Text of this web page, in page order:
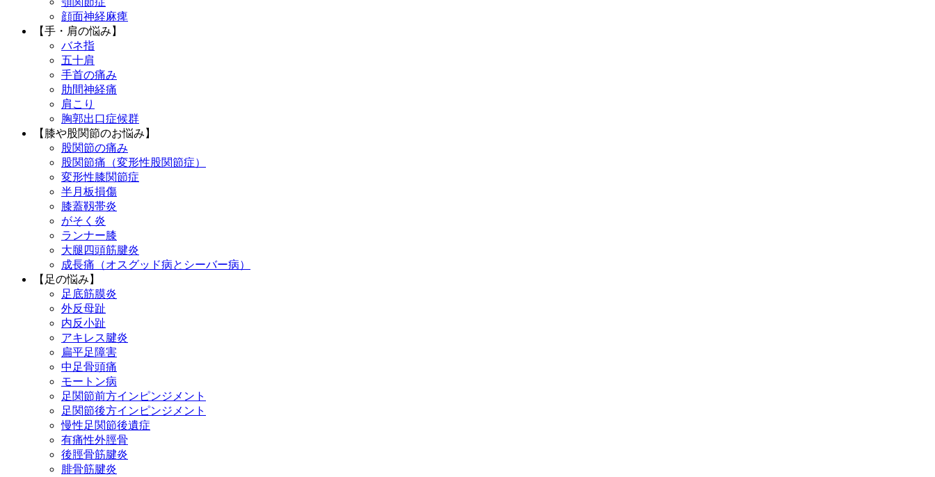
顔面神経麻痺
【手・肩の悩み】
バネ指
五十肩
手首の痛み
肋間神経痛
肩こり
胸郭出口症候群
【膝や股関節のお悩み】
股関節の痛み
股関節痛（変形性股関節症）
変形性膝関節症
半月板損傷
膝蓋靱帯炎
がそく炎
ランナー膝
大腿四頭筋腱炎
成長痛（オスグッド病とシーバー病）
【足の悩み】
足底筋膜炎
外反母趾
内反小趾
アキレス腱炎
扁平足障害
中足骨頭痛
モートン病
足関節前方インピンジメント
足関節後方インピンジメント
慢性足関節後遺症
有痛性外脛骨
後脛骨筋腱炎
腓骨筋腱炎